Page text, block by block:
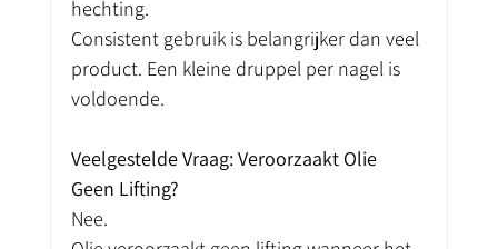
hechting.
Consistent gebruik is belangrijker dan veel
product. Een kleine druppel per nagel is
voldoende.
Veelgestelde Vraag: Veroorzaakt Olie
Geen Lifting?
Nee.